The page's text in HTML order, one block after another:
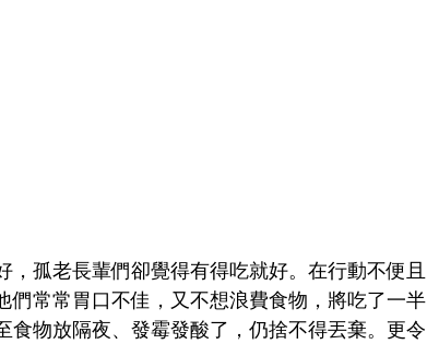
，孤老長輩們卻覺得有得吃就好。在行動不便且
們常常胃口不佳，又不想浪費食物，將吃了一半
食物放隔夜、發霉發酸了，仍捨不得丟棄。更令